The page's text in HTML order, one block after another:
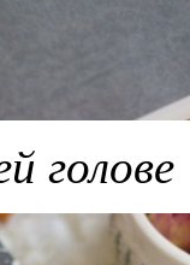
голове